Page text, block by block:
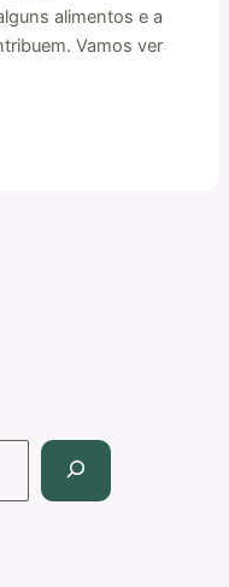
alimentos e a
Vamos ver